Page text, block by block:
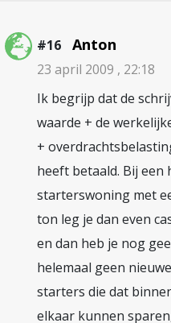
#16 Anton
23 april 2009 , 22:18
Ik begrijp dat de
waarde + de
+
heeft betaald. Bij een
starterswoning met
ton leg je dan even
en dan heb je nog
helemaal geen
starters die dat
elkaar kunnen